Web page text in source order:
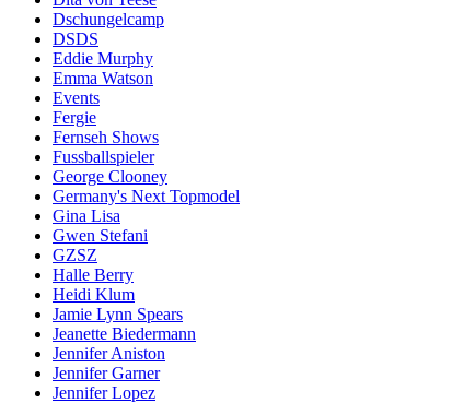
Dschungelcamp
DSDS
Eddie Murphy
Emma Watson
Events
Fergie
Fernseh Shows
Fussballspieler
George Clooney
Germany's Next Topmodel
Gina Lisa
Gwen Stefani
GZSZ
Halle Berry
Heidi Klum
Jamie Lynn Spears
Jeanette Biedermann
Jennifer Aniston
Jennifer Garner
Jennifer Lopez